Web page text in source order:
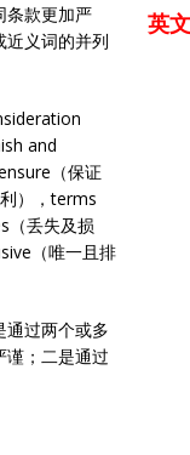
条款更加严
近义词的并列
and
（保证
），terms
（丢失及损
（唯一且排
通过两个或多
谨；二是通过
英